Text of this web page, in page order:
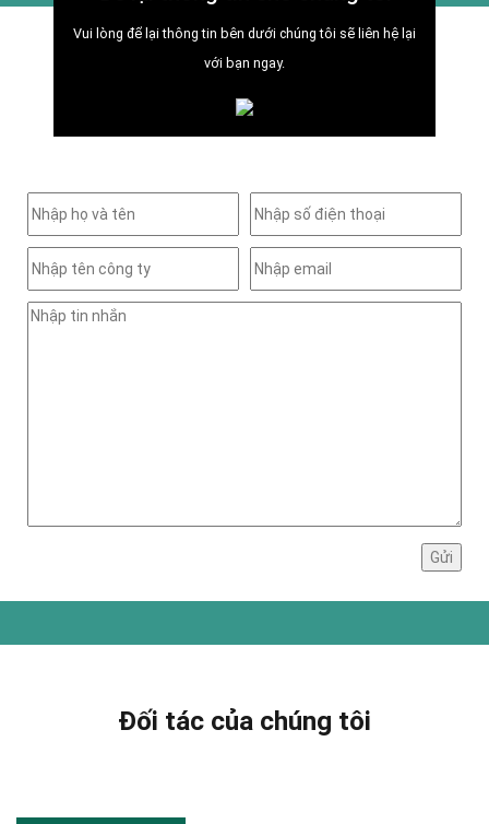
Vui lòng để lại thông tin bên dưới chúng tôi sẽ liên hệ lại
với bạn ngay.
Đối tác của chúng tôi